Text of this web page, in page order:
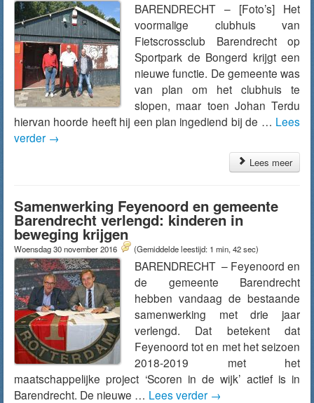
BARENDRECHT – [Foto’s] Het
voormalige clubhuis van
Fietscrossclub Barendrecht op
Sportpark de Bongerd krijgt een
nieuwe functie. De gemeente was
van plan om het clubhuis te
slopen, maar toen Johan Terdu
hiervan hoorde heeft hij een plan ingediend bij de … Lees
verder →
Lees meer
Samenwerking Feyenoord en gemeente
Barendrecht verlengd: kinderen in
beweging krijgen
Woensdag 30 november 2016 (Gemiddelde leestijd: 1 min, 42 sec)
BARENDRECHT – Feyenoord en
de gemeente Barendrecht
hebben vandaag de bestaande
samenwerking met drie jaar
verlengd. Dat betekent dat
Feyenoord tot en met het seizoen
2018-2019 met het
maatschappelijke project ‘Scoren in de wijk’ actief is in
Barendrecht. De nieuwe … Lees verder →